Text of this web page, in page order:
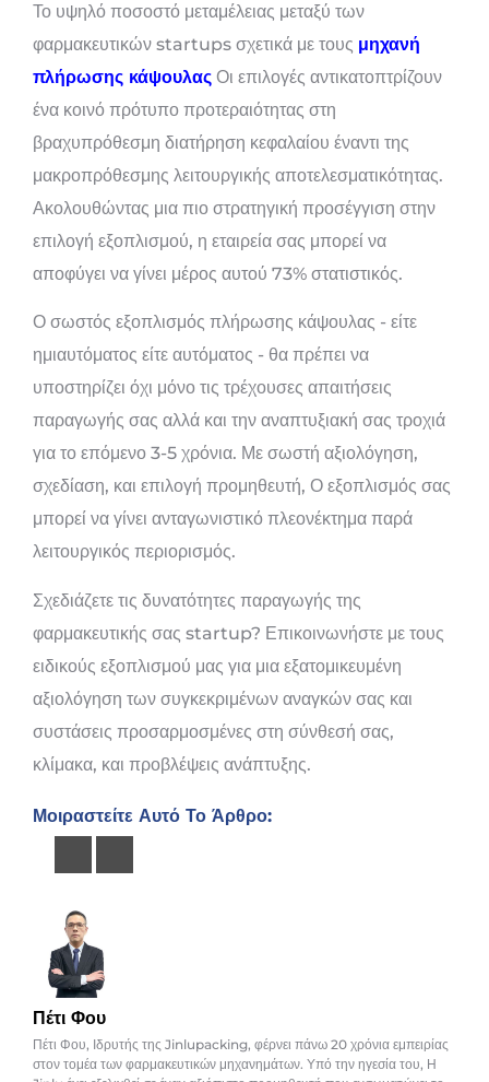
Το υψηλό ποσοστό μεταμέλειας μεταξύ των
φαρμακευτικών startups σχετικά με τους μηχανή
πλήρωσης κάψουλας Οι επιλογές αντικατοπτρίζουν
ένα κοινό πρότυπο προτεραιότητας στη
βραχυπρόθεσμη διατήρηση κεφαλαίου έναντι της
μακροπρόθεσμης λειτουργικής αποτελεσματικότητας.
Ακολουθώντας μια πιο στρατηγική προσέγγιση στην
επιλογή εξοπλισμού, η εταιρεία σας μπορεί να
αποφύγει να γίνει μέρος αυτού 73% στατιστικός.
Ο σωστός εξοπλισμός πλήρωσης κάψουλας - είτε
ημιαυτόματος είτε αυτόματος - θα πρέπει να
υποστηρίζει όχι μόνο τις τρέχουσες απαιτήσεις
παραγωγής σας αλλά και την αναπτυξιακή σας τροχιά
για το επόμενο 3-5 χρόνια. Με σωστή αξιολόγηση,
σχεδίαση, και επιλογή προμηθευτή, Ο εξοπλισμός σας
μπορεί να γίνει ανταγωνιστικό πλεονέκτημα παρά
λειτουργικός περιορισμός.
Σχεδιάζετε τις δυνατότητες παραγωγής της
φαρμακευτικής σας startup? Επικοινωνήστε με τους
ειδικούς εξοπλισμού μας για μια εξατομικευμένη
αξιολόγηση των συγκεκριμένων αναγκών σας και
συστάσεις προσαρμοσμένες στη σύνθεσή σας,
κλίμακα, και προβλέψεις ανάπτυξης.
Μοιραστείτε Αυτό Το Άρθρο:
Πέτι Φου
Πέτι Φου, Ιδρυτής της Jinlupacking, φέρνει πάνω 20 χρόνια εμπειρίας
στον τομέα των φαρμακευτικών μηχανημάτων. Υπό την ηγεσία του, Η